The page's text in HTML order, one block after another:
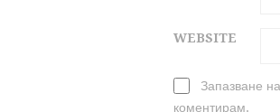
WEBSITE
Запазване
коментирам.